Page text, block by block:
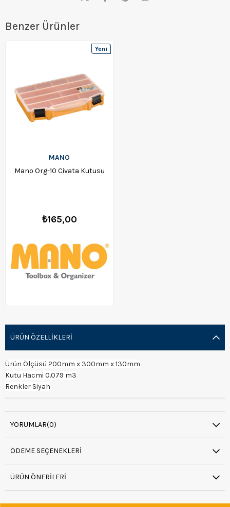
Benzer Ürünler
MANO
Mano Org-10 Civata Kutusu
₺165,00
Yeni
ÜRÜN ÖZELLIKLERI
Ürün Ölçüsü 200mm x 300mm x 130mm
Kutu Hacmi 0.079 m3
Renkler Siyah
YORUMLAR(0)
ÖDEME SEÇENEKLERI
ÜRÜN ÖNERILERI